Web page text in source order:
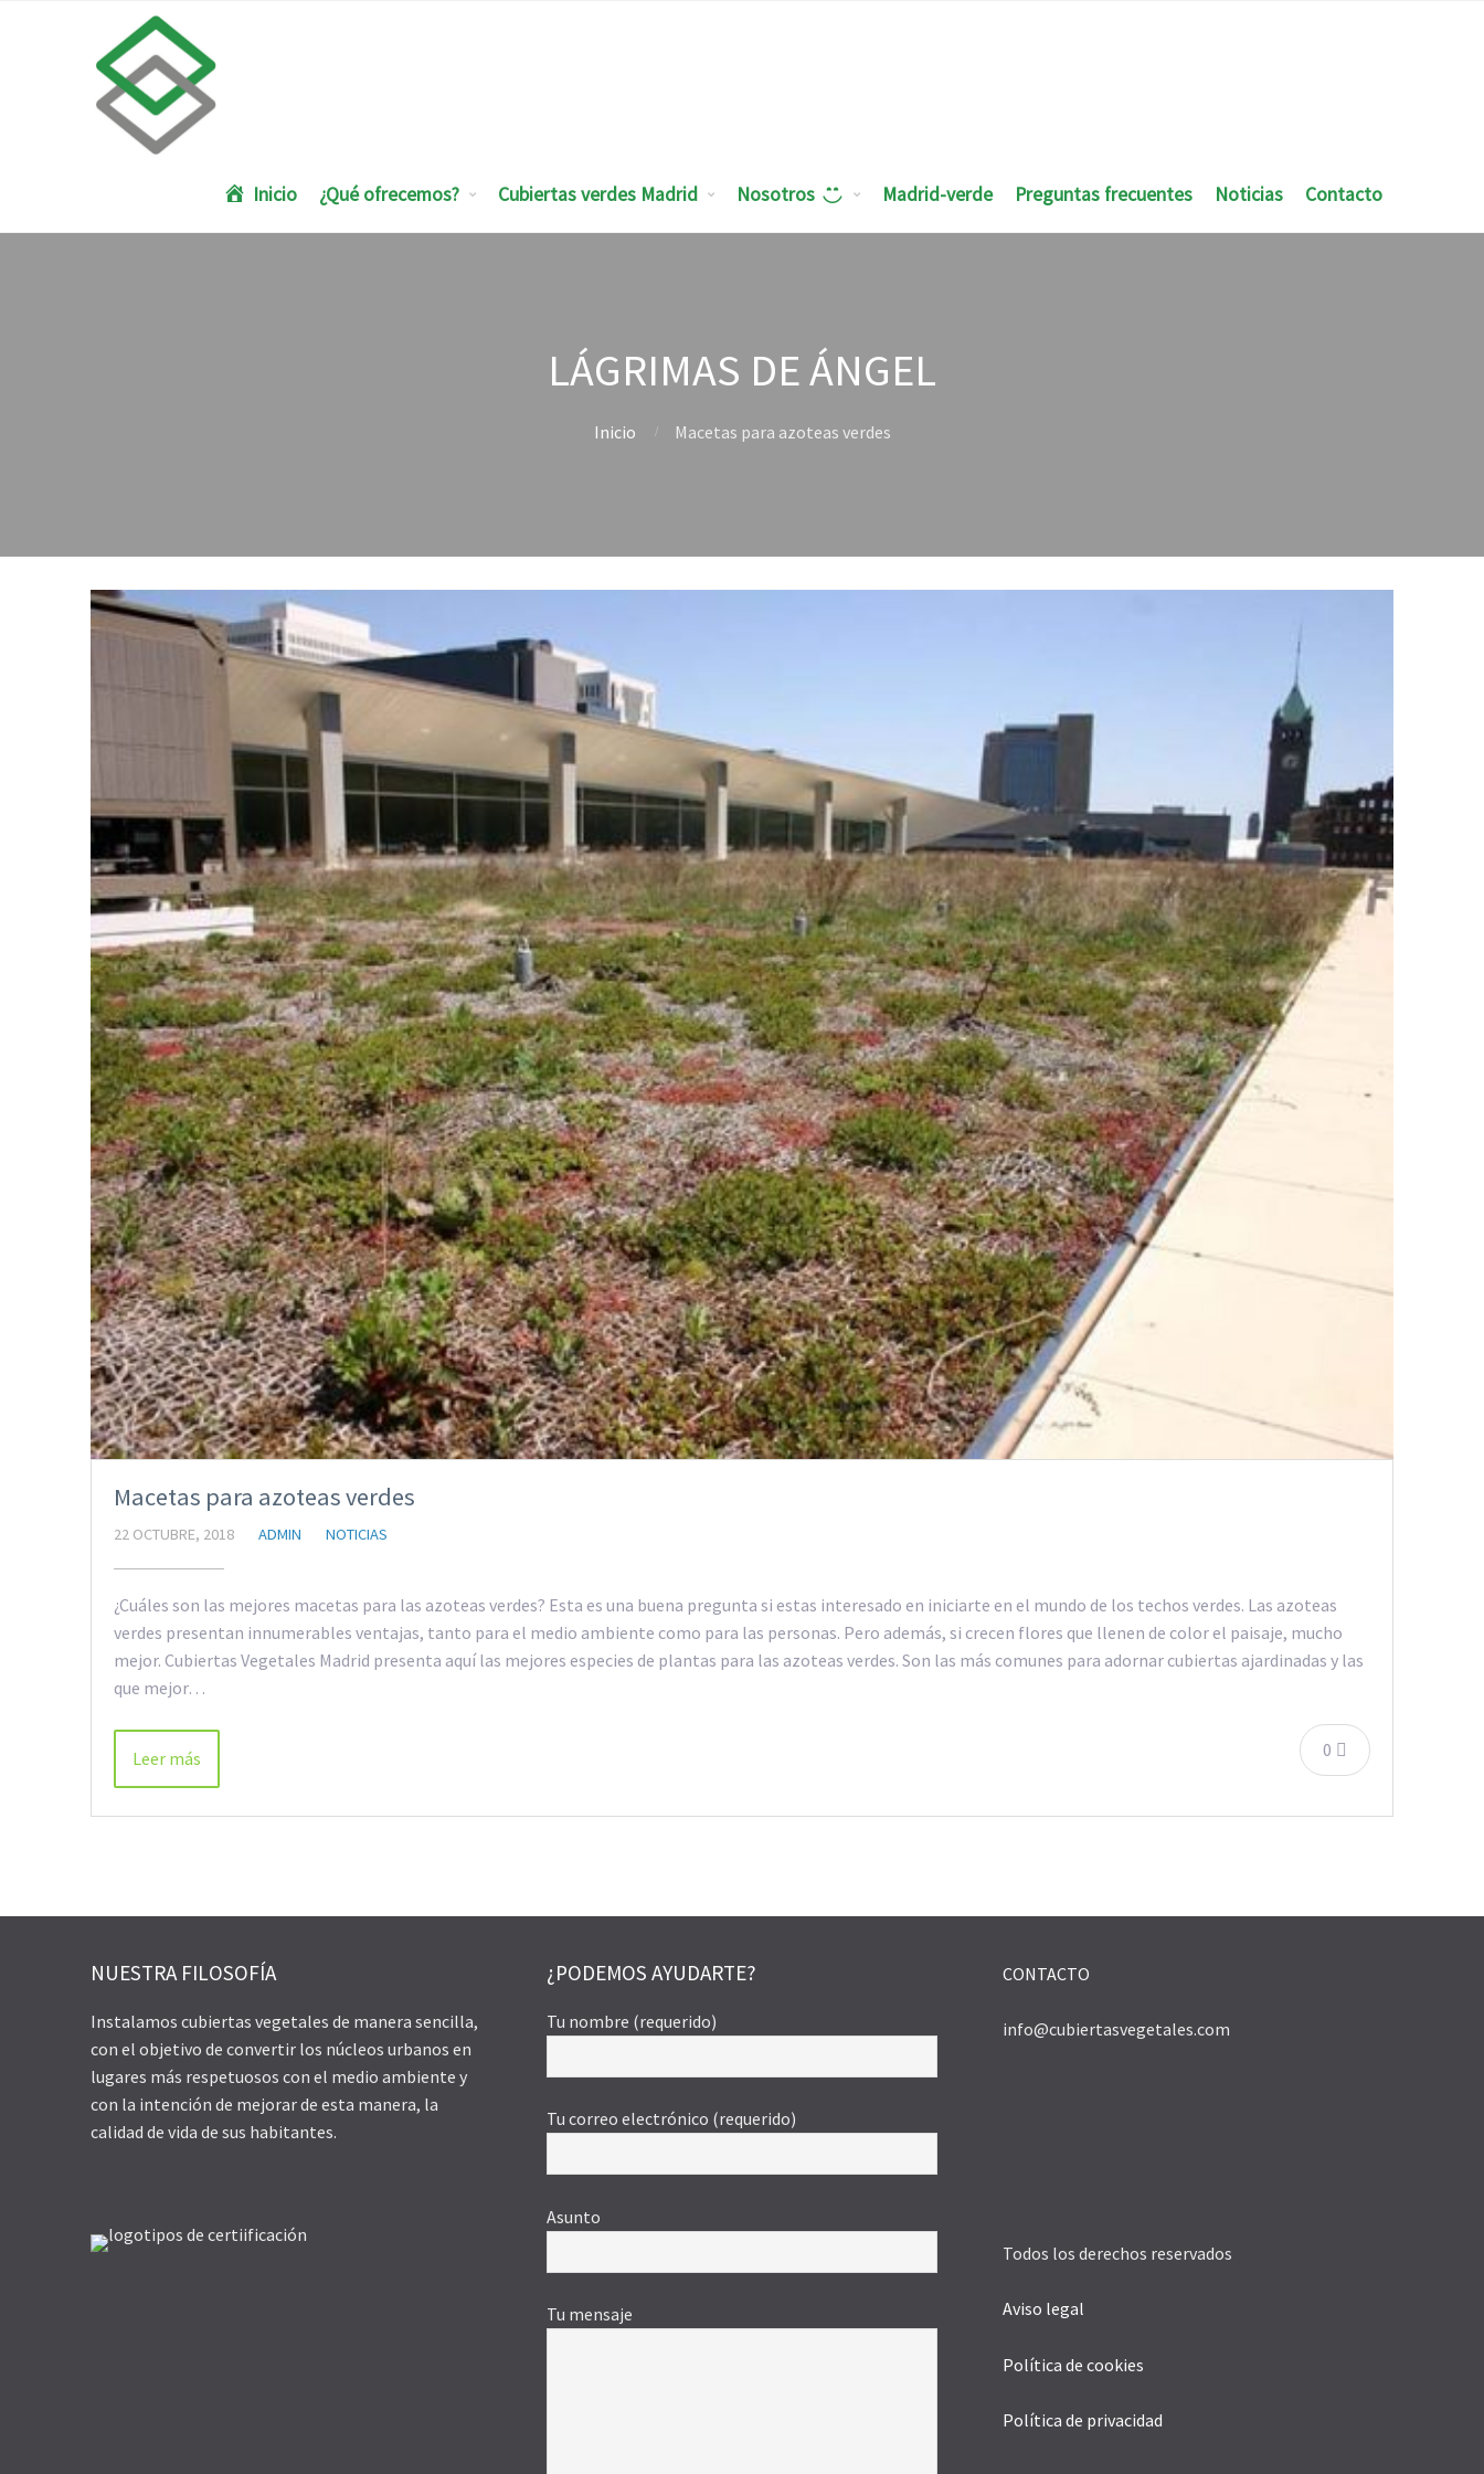
Inicio ¿Qué ofrecemos? Cubiertas verdes Madrid Nosotros Madrid-verde Preguntas frecuentes Noticias Contacto
LÁGRIMAS DE ÁNGEL
Inicio Macetas para azoteas verdes
Macetas para azoteas verdes
22 OCTUBRE, 2018 ADMIN NOTICIAS
¿Cuáles son las mejores macetas para las azoteas verdes? Esta es una buena pregunta si estas interesado en iniciarte en el mundo de los techos verdes. Las azoteas
verdes presentan innumerables ventajas, tanto para el medio ambiente como para las personas. Pero además, si crecen flores que llenen de color el paisaje, mucho
mejor. Cubiertas Vegetales Madrid presenta aquí las mejores especies de plantas para las azoteas verdes. Son las más comunes para adornar cubiertas ajardinadas y las
que mejor…
0
Leer más
NUESTRA FILOSOFÍA
Instalamos cubiertas vegetales de manera sencilla,
con el objetivo de convertir los núcleos urbanos en
lugares más respetuosos con el medio ambiente y
con la intención de mejorar de esta manera, la
calidad de vida de sus habitantes.
¿PODEMOS AYUDARTE?
Tu nombre (requerido)
Tu correo electrónico (requerido)
Asunto
Tu mensaje
CONTACTO
info@cubiertasvegetales.com
Todos los derechos reservados
Aviso legal
Política de cookies
Política de privacidad